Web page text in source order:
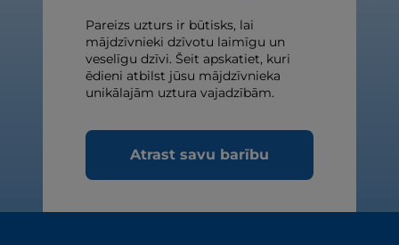
Pareizs uzturs ir būtisks, lai
mājdzīvnieki dzīvotu laimīgu un
veselīgu dzīvi. Šeit apskatiet, kuri
ēdieni atbilst jūsu mājdzīvnieka
unikālajām uztura vajadzībām.
Atrast savu barību